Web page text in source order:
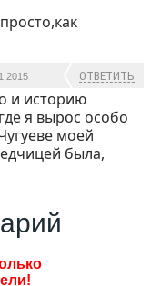
ОТВЕТИТЬ
и историю
я вырос особо
моей
была,